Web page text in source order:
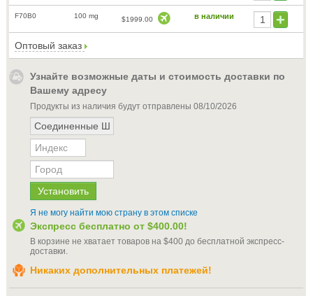
F70B0 100 mg $1999.00 в наличии
Оптовый заказ
Узнайте возможные даты и стоимость доставки по
Вашему адресу
Продукты из наличия будут отправлены 08/10/2026
Я не могу найти мою страну в этом списке
Экспресс бесплатно от $400.00!
В корзине не хватает товаров на $400 до бесплатной экспресс-
доставки.
Никаких дополнительных платежей!